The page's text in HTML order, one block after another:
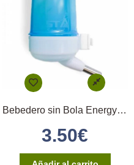
Bebedero sin Bola Energy 300 cc B/A STA
3.50€